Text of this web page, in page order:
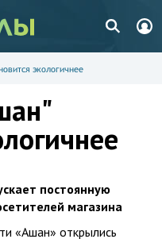
экологичнее
постоянную
магазина
«Ашан» открылись